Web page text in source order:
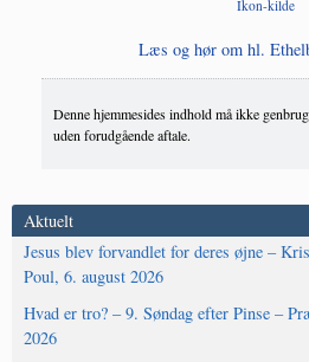
Ikon-kil­de
Læs og hør om hl.
Denne hjemmesides indhold må ikke
uden forudgående aftale.
Aktuelt
Jesus blev forvandlet for deres øjne –
Poul, 6. august 2026
Hvad er tro? – 9. Søndag efter Pinse –
2026